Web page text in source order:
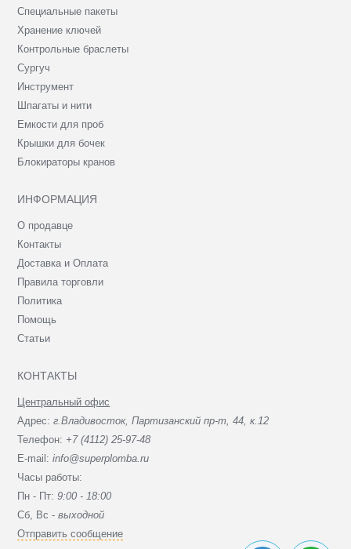
Специальные пакеты
Хранение ключей
Контрольные браслеты
Сургуч
Инструмент
Шпагаты и нити
Емкости для проб
Крышки для бочек
Блокираторы кранов
ИНФОРМАЦИЯ
О продавце
Контакты
Доставка и Оплата
Правила торговли
Политика
Помощь
Статьи
КОНТАКТЫ
Центральный офис
Адрес:г.Владивосток, Партизанский пр-т, 44, к.12
Телефон: +7 (4112) 25-97-48
E-mail:info@superplomba.ru
Часы работы:
Пн - Пт:9:00 - 18:00
Сб, Вc -выходной
Отправить сообщение